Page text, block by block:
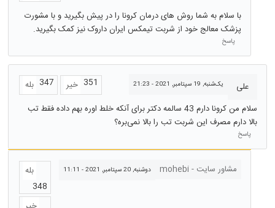
با سلام به شما روش های درمان کرونا را در پیش بگیرید و با مشورت
پزشک معالج خود از شربت تیمکس ایران داروک نیز کمک بگیرید.
پاسخ
علی یک‌شنبه, 19 سپتامبر, 2021 - 21:23 بله 347 خیر 351
سلام من کرونا دارم 43 سالمه دکتر برای آنکه خلط اوره بهم داده فقط تب
بالا دارم مصرف این شربت تب را بالا نمی‌بره؟
پاسخ
مشاور سایت - mohebi دوشنبه, 20 سپتامبر, 2021 - 11:11
بله
348